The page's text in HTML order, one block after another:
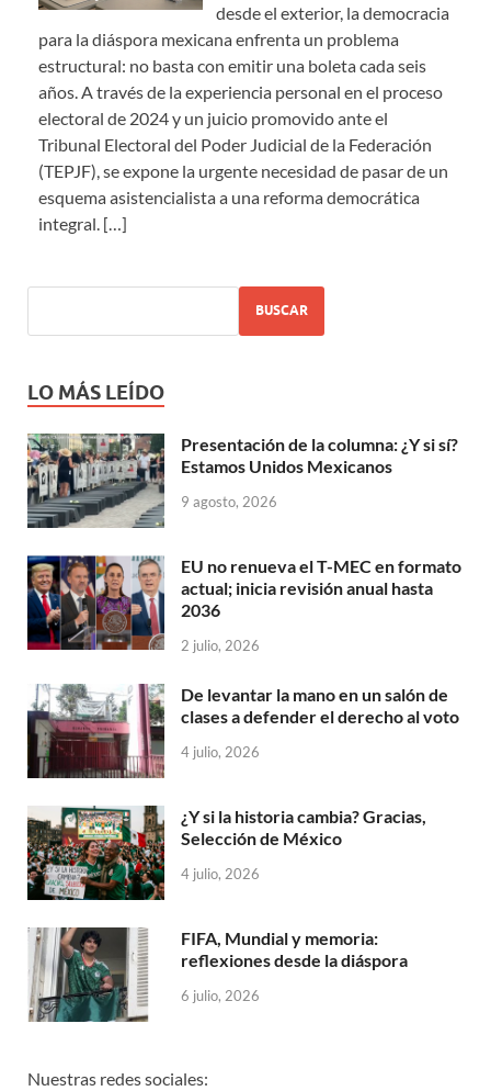
desde el exterior, la democracia
para la diáspora mexicana enfrenta un problema
estructural: no basta con emitir una boleta cada seis
años. A través de la experiencia personal en el proceso
electoral de 2024 y un juicio promovido ante el
Tribunal Electoral del Poder Judicial de la Federación
(TEPJF), se expone la urgente necesidad de pasar de un
esquema asistencialista a una reforma democrática
integral. […]
BUSCAR
LO MÁS LEÍDO
Presentación de la columna: ¿Y si sí?
Estamos Unidos Mexicanos
9 agosto, 2026
EU no renueva el T-MEC en formato
actual; inicia revisión anual hasta
2036
2 julio, 2026
De levantar la mano en un salón de
clases a defender el derecho al voto
4 julio, 2026
¿Y si la historia cambia? Gracias,
Selección de México
4 julio, 2026
FIFA, Mundial y memoria:
reflexiones desde la diáspora
6 julio, 2026
Nuestras redes sociales: